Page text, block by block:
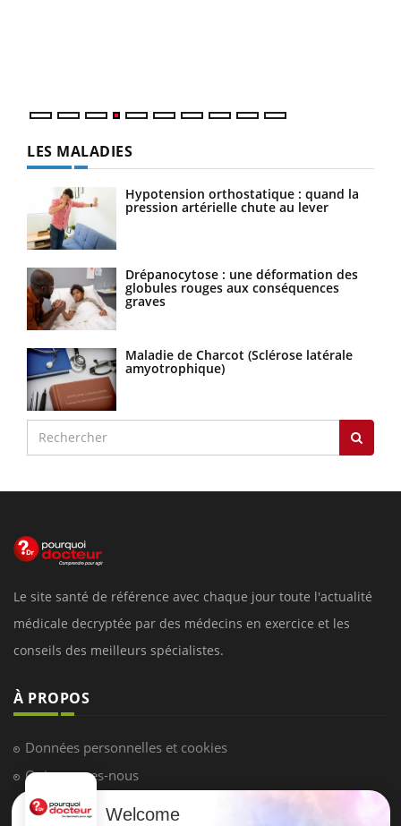
LES MALADIES
Hypotension orthostatique : quand la
pression artérielle chute au lever
Drépanocytose : une déformation des
globules rouges aux conséquences
graves
Maladie de Charcot (Sclérose latérale
amyotrophique)
Le site santé de référence avec chaque jour toute l'actualité
médicale decryptée par des médecins en exercice et les
conseils des meilleurs spécialistes.
À PROPOS
Données personnelles et cookies
Qui sommes-nous
Conditions d'utilisation
Welcome